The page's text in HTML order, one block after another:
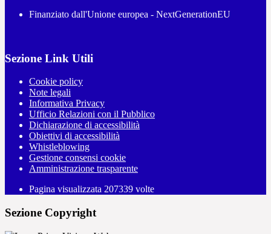
Finanziato dall'Unione europea - NextGenerationEU
Sezione Link Utili
Cookie policy
Note legali
Informativa Privacy
Ufficio Relazioni con il Pubblico
Dichiarazione di accessibilità
Obiettivi di accessibilità
Whistleblowing
Gestione consensi cookie
Amministrazione trasparente
Pagina visualizzata 207339 volte
Sezione Copyright